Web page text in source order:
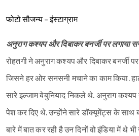
फोटो सौजन्य - इंस्टाग्राम
अनुराग कश्यप और दिबाकर बनर्जी पर
रोहतगी ने अनुराग कश्यप और दिबाकर बनर्जी
जिसने हर ओर सनसनी मचाने का काम किया.
सारे इल्जाम बेबुनियाद निकले थे. अनुराग
पेश कर दिए थे. उन्होंने सारे डॉक्यूमेंट्स के साथ
बारे में बात कर रही है उन दिनों वो इंडिया में थे